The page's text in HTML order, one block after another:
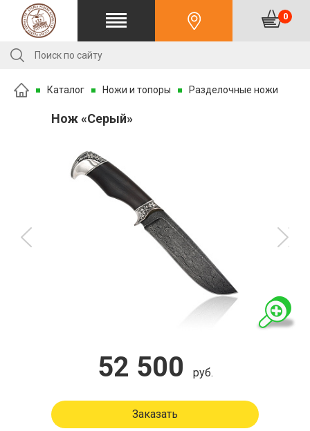
0
Каталог Ножи и топоры Разделочные ножи
Нож «Серый»
52 500 руб.
Заказать